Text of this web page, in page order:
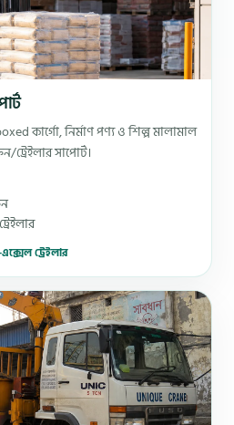
কার্গো, নির্মাণ পণ্য ও শিল্প মালামাল
সাপোর্ট।
ট্রেইলার